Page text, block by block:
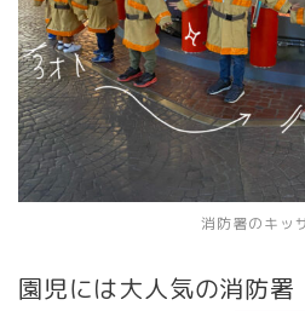
消防署のキッ
園児には大人気の消防署